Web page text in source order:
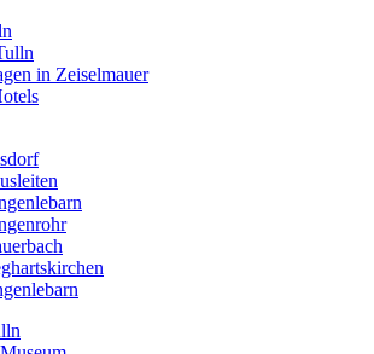
in Zeiselmauer